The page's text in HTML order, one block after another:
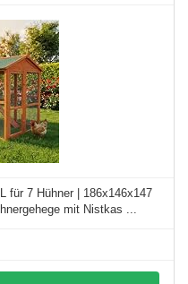
für 7 Hühner | 186x146x147
mit Nistkas ...